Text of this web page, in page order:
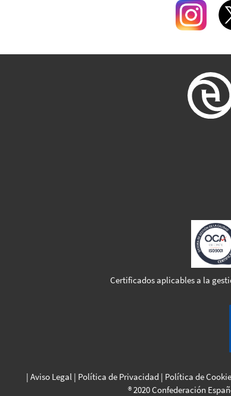
Certificados aplicables a la
| Aviso Legal| Política de Privacidad | Política de
® 2020 Confederación